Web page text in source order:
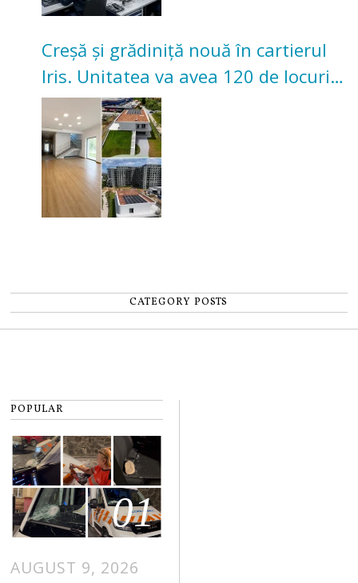
Creșă și grădiniță nouă în cartierul
Iris. Unitatea va avea 120 de locuri
pentru copii
CATEGORY POSTS
POPULAR
01
AUGUST 9, 2026